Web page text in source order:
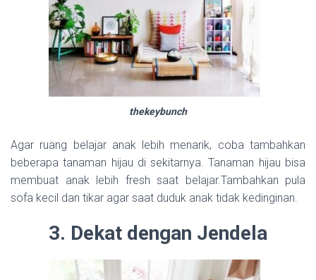
thekeybunch
Agar ruang belajar anak lebih menarik, coba tambahkan
beberapa tanaman hijau di sekitarnya. Tanaman hijau bisa
membuat anak lebih fresh saat belajar.Tambahkan pula
sofa kecil dan tikar agar saat duduk anak tidak kedinginan.
3. Dekat dengan Jendela